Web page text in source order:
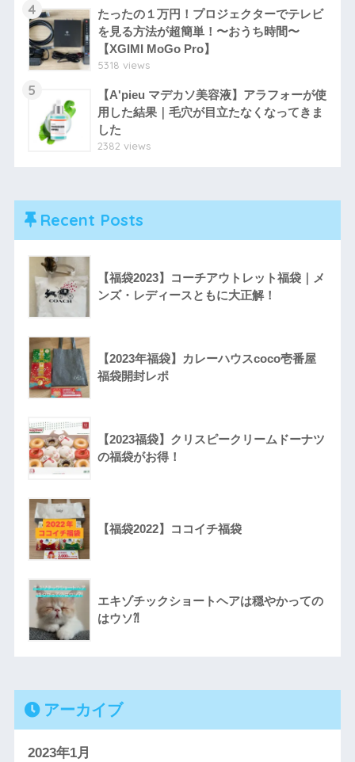
4
たったの１万円！プロジェクターでテレビ
を見る方法が超簡単！〜おうち時間〜
【XGIMI MoGo Pro】
5318 views
5
【A'pieu マデカソ美容液】アラフォーが使
用した結果｜毛穴が目立たなくなってきま
した
2382 views
Recent Posts
【福袋2023】コーチアウトレット福袋｜メ
ンズ・レディースともに大正解！
【2023年福袋】カレーハウスcoco壱番屋
福袋開封レポ
【2023福袋】クリスピークリームドーナツ
の福袋がお得！
【福袋2022】ココイチ福袋
エキゾチックショートヘアは穏やかっての
はウソ⁈
アーカイブ
2023年1月